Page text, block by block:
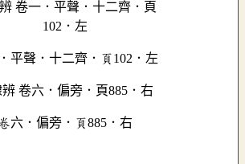
平聲．十二齊．頁102．左
卷六．偏旁．頁885．右